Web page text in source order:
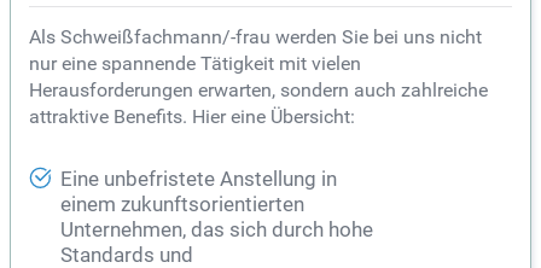
Als Schweißfachmann/-frau werden Sie bei uns nicht
nur eine spannende Tätigkeit mit vielen
Herausforderungen erwarten, sondern auch zahlreiche
attraktive Benefits. Hier eine Übersicht:
Eine unbefristete Anstellung in
einem zukunftsorientierten
Unternehmen, das sich durch hohe
Standards und